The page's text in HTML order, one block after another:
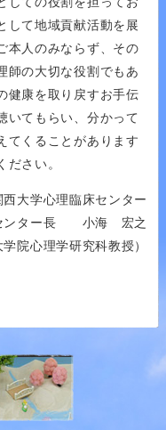
して地域貢献活動を展
本人のみならず、その
師の大切な役割でもあ
健康を取り戻すお手伝
いてもらい、分かって
てくることがあります
さい。
西大学心理臨床センター
ンター長 小海 宏之
学院心理学研究科教授）